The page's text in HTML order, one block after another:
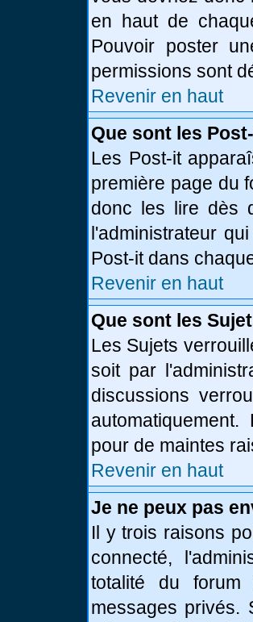
en haut de
Pouvoir poster
permissions sont
Revenir en haut
Que sont les
Les Post-it
première page du
donc les lire dès
l'administrateur
Post-it dans
Revenir en haut
Que sont les
Les Sujets
soit par
discussions
pour de maintes
Revenir en haut
Je ne peux pas
Il y trois raisons
connecté,
totalité du forum
messages privés.